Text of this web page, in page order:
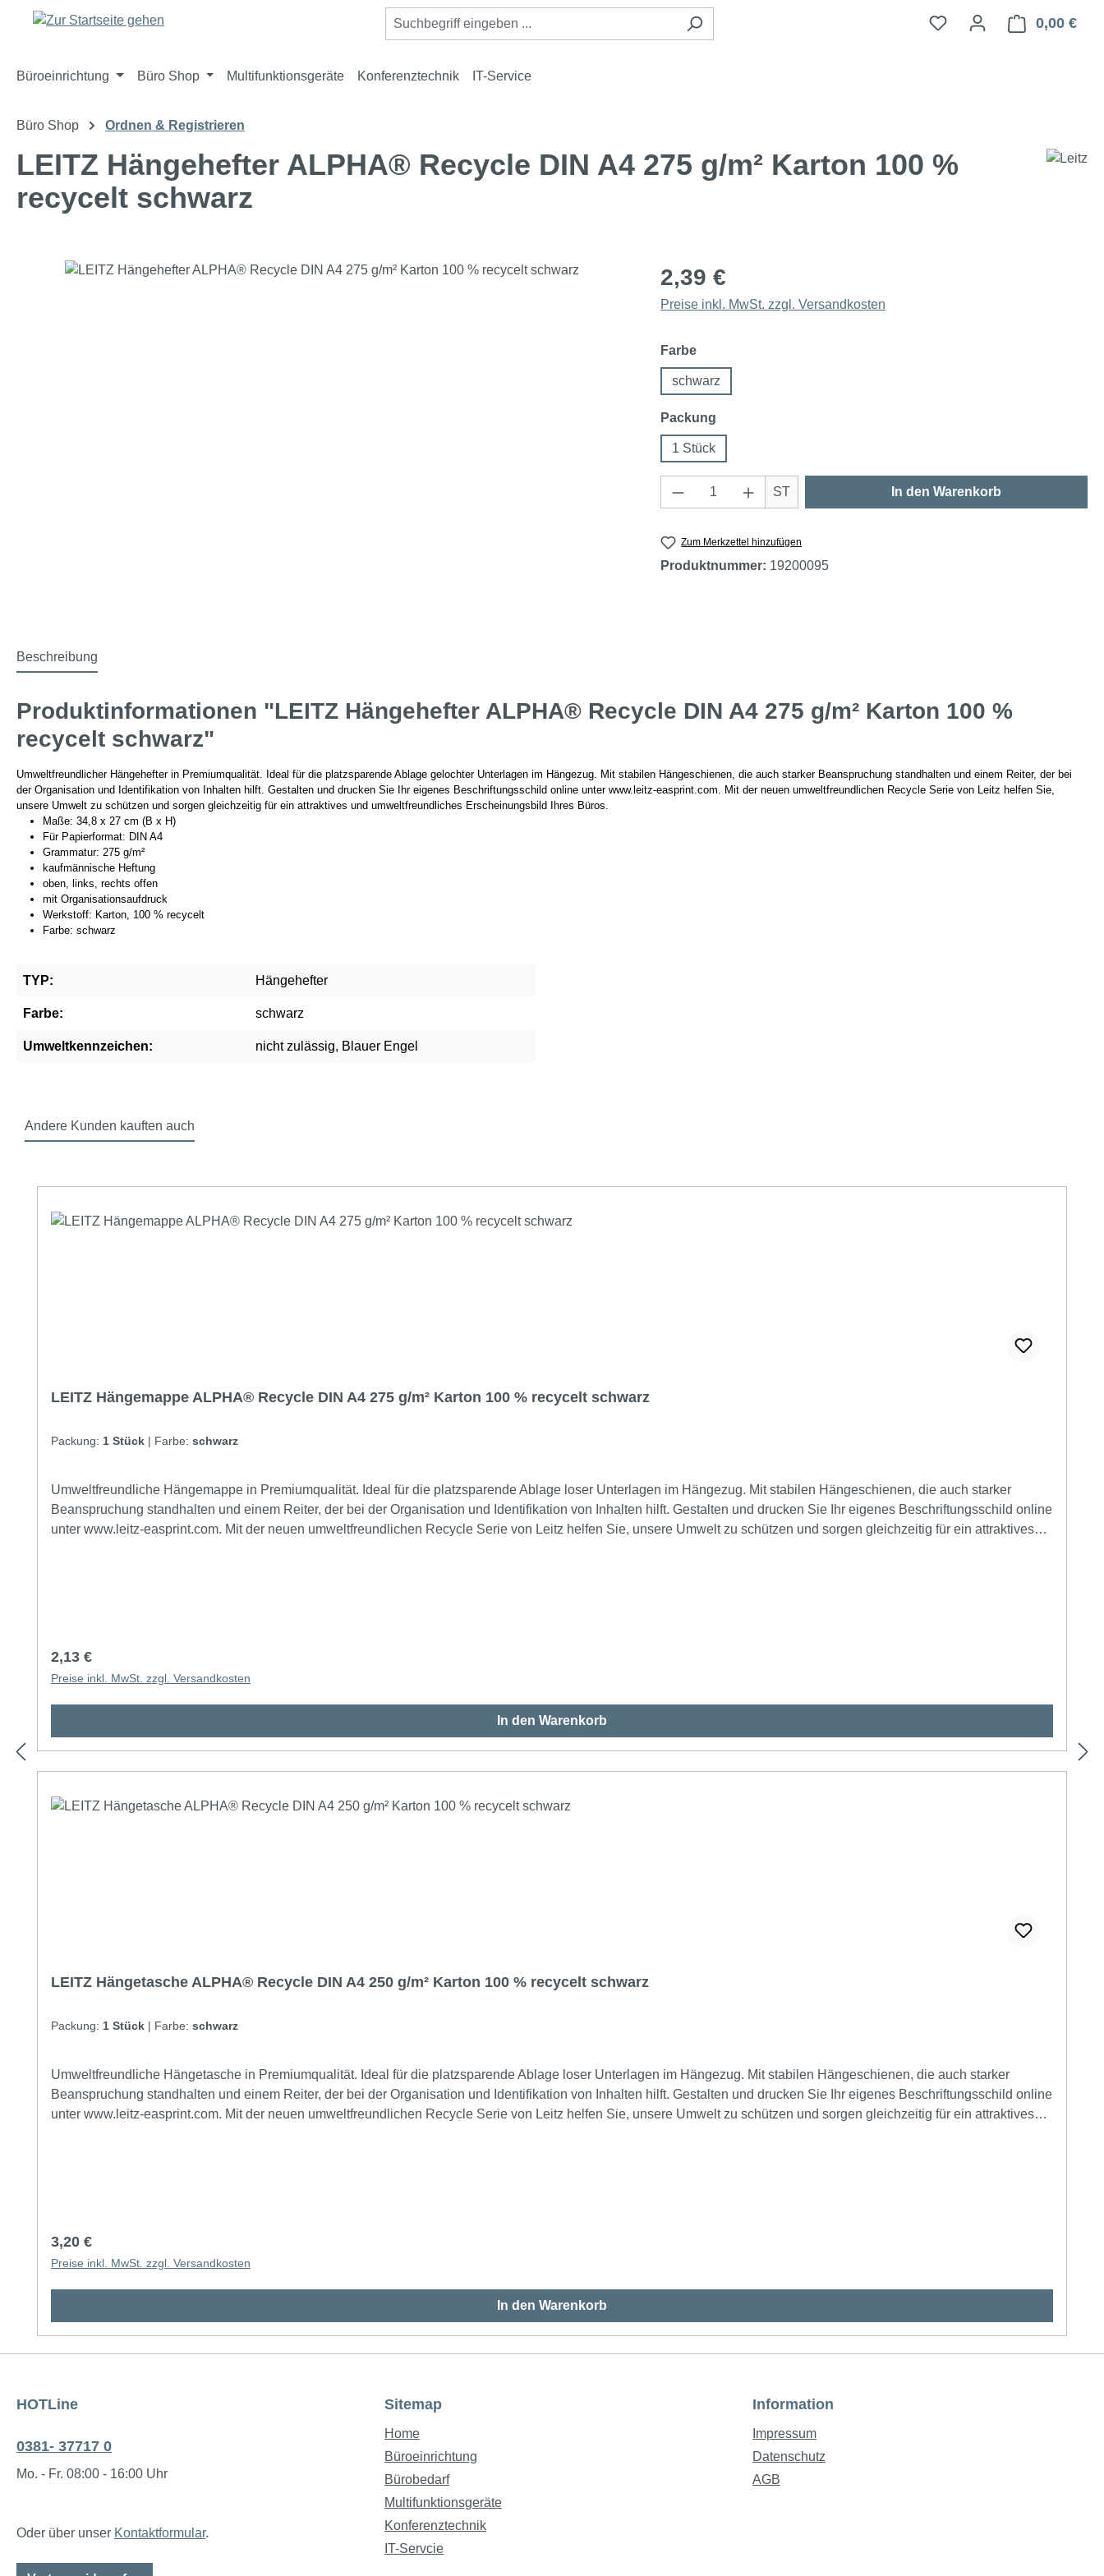
Hauptinhalt springen
Zur Suche springen
Zur Hauptnavigation springen 0,00 €
Büroeinrichtung Büro Shop Multifunktionsgeräte Konferenztechnik IT-Service
Büro Shop Ordnen & Registrieren
LEITZ Hängehefter ALPHA® Recycle DIN A4 275 g/m² Karton 100 %
recycelt schwarz
Bildergalerie überspringen 2,39 €
Preise inkl. MwSt. zzgl. Versandkosten
Farbeauswählen
schwarz
Packung
1 Stück
Produkt Anzahl: Gib den gewünschten Wert ein
ST In den Warenkorb
Zum Merkzettel hinzufügen
Produktnummer: 19200095
Beschreibung
Produktinformationen "LEITZ Hängehefter ALPHA® Recycle DIN A4 275 g/m² Karton 100 %
recycelt schwarz"
Umweltfreundlicher Hängehefter in Premiumqualität. Ideal für die platzsparende Ablage gelochter Unterlagen im Hängezug. Mit stabilen Hängeschienen, die auch starker Beanspruchung standhalten und einem Reiter, der bei
der Organisation und Identifikation von Inhalten hilft. Gestalten und drucken Sie Ihr eigenes Beschriftungsschild online unter www.leitz-easprint.com. Mit der neuen umweltfreundlichen Recycle Serie von Leitz helfen Sie,
unsere Umwelt zu schützen und sorgen gleichzeitig für ein attraktives und umweltfreundliches Erscheinungsbild Ihres Büros.
Maße: 34,8 x 27 cm (B x H)
Für Papierformat: DIN A4
Grammatur: 275 g/m²
kaufmännische Heftung
oben, links, rechts offen
mit Organisationsaufdruck
Werkstoff: Karton, 100 % recycelt
Farbe: schwarz
TYP: Hängehefter
Farbe: schwarz
Umweltkennzeichen: nicht zulässig, Blauer Engel
Andere Kunden kauften auch
LEITZ Hängemappe ALPHA® Recycle DIN A4 275 g/m² Karton 100 % recycelt schwarz
Packung: 1 Stück | Farbe: schwarz
Umweltfreundliche Hängemappe in Premiumqualität. Ideal für die platzsparende Ablage loser Unterlagen im Hängezug. Mit stabilen Hängeschienen, die auch starker
Beanspruchung standhalten und einem Reiter, der bei der Organisation und Identifikation von Inhalten hilft. Gestalten und drucken Sie Ihr eigenes Beschriftungsschild online
unter www.leitz-easprint.com. Mit der neuen umweltfreundlichen Recycle Serie von Leitz helfen Sie, unsere Umwelt zu schützen und sorgen gleichzeitig für ein attraktives
Regulärer Preis:
2,13 €
Preise inkl. MwSt. zzgl. Versandkosten
In den Warenkorb
LEITZ Hängetasche ALPHA® Recycle DIN A4 250 g/m² Karton 100 % recycelt schwarz
Packung: 1 Stück | Farbe: schwarz
Umweltfreundliche Hängetasche in Premiumqualität. Ideal für die platzsparende Ablage loser Unterlagen im Hängezug. Mit stabilen Hängeschienen, die auch starker
Beanspruchung standhalten und einem Reiter, der bei der Organisation und Identifikation von Inhalten hilft. Gestalten und drucken Sie Ihr eigenes Beschriftungsschild online
unter www.leitz-easprint.com. Mit der neuen umweltfreundlichen Recycle Serie von Leitz helfen Sie, unsere Umwelt zu schützen und sorgen gleichzeitig für ein attraktives
Regulärer Preis:
3,20 €
Preise inkl. MwSt. zzgl. Versandkosten
In den Warenkorb
HOTLine
0381- 37717 0
Mo. - Fr. 08:00 - 16:00 Uhr
Oder über unser Kontaktformular.
Sitemap
Home
Büroeinrichtung
Bürobedarf
Multifunktionsgeräte
Konferenztechnik
IT-Servcie
Information
Impressum
Datenschutz
AGB